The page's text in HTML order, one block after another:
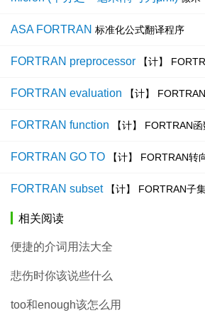
ASA FORTRAN 标准化公式翻译程序
FORTRAN preprocessor 【计】
FORTRAN evaluation 【计】
FORTRAN function 【计】 FORTRAN函
FORTRAN GO TO 【计】 FORTRAN转
FORTRAN subset 【计】 FORTRAN子
相关阅读
便捷的介词用法大全
悲伤时你该说些什么
too和enough该怎么用